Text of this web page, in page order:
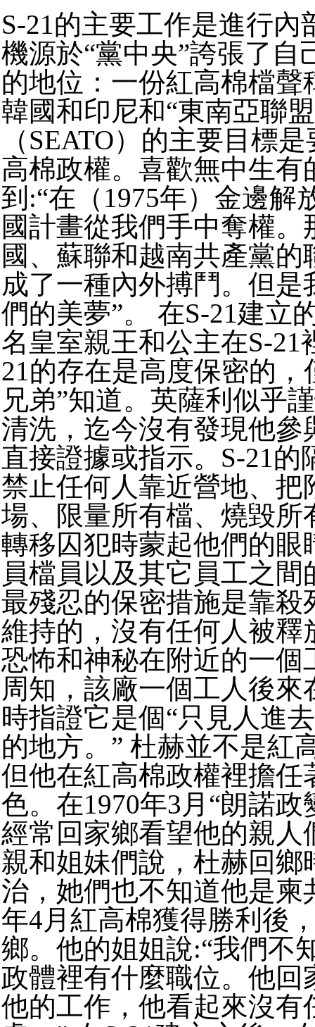
S-21的主要工作是進行內
機源於“黨中央”誇張了自
的地位：一份紅高棉檔聲
韓國和印尼和“東南亞聯
（SEATO）的主要目標
高棉政權。喜歡無中生有
到:“在（1975年）金邊解
國計畫從我們手中奪權。
國、蘇聯和越南共產黨的
成了一種內外搏鬥。但是
們的美夢”。 在S-21建立
名皇室親王和公主在S-21
21的存在是高度保密的，
兄弟”知道。英薩利似乎
清洗，迄今沒有發現他參
直接證據或指示。S-21的
禁止任何人靠近營地、把
場、限量所有檔、燒毀所
轉移囚犯時蒙起他們的眼
員檔員以及其它員工之間
最殘忍的保密措施是靠殺
維持的，沒有任何人被釋
恐怖和神秘在附近的一個
周知，該廠一個工人後來
時指證它是個“只見人進
的地方。” 杜赫並不是紅
但他在紅高棉政權裡擔任
色。在1970年3月“朗諾政
經常回家鄉看望他的親人
親和姐妹們說，杜赫回鄉
治，她們也不知道他是柬
年4月紅高棉獲得勝利後
鄉。他的姐姐說:“我們不
政體裡有什麼職位。他回
他的工作，他看起來沒有